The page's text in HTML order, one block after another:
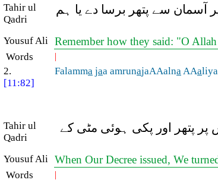
Tahir ul
Qadri
سے پتھر برسا دے یا ہم
Yousuf Ali Remember how they said: "O
Words |
2.
[11:82]
Falamma jaa amrunajaAAalnaAAa
Tahir ul
Qadri
پتھر اور پکی ہوئی مٹی کے
Yousuf Ali When Our Decree issued, We
Words |